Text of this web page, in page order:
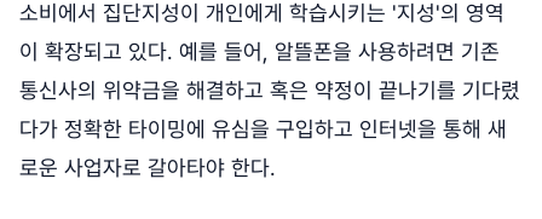
소비에서 집단지성이 개인에게 학습시키는 '지성'의 영역
이 확장되고 있다. 예를 들어, 알뜰폰을 사용하려면 기존
통신사의 위약금을 해결하고 혹은 약정이 끝나기를 기다렸
다가 정확한 타이밍에 유심을 구입하고 인터넷을 통해 새
로운 사업자로 갈아타야 한다.